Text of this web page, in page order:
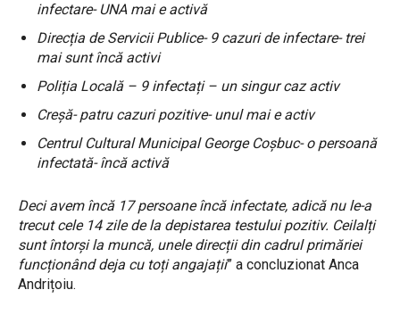
infectare- UNA mai e activă
Direcția de Servicii Publice- 9 cazuri de infectare- trei
mai sunt încă activi
Poliția Locală – 9 infectați – un singur caz activ
Creșă- patru cazuri pozitive- unul mai e activ
Centrul Cultural Municipal George Coșbuc- o persoană
infectată- încă activă
Deci avem încă 17 persoane încă infectate, adică nu le-a
trecut cele 14 zile de la depistarea testului pozitiv. Ceilalți
sunt întorși la muncă, unele direcții din cadrul primăriei
funcționând deja cu toți angajații” a concluzionat Anca
Andrițoiu.